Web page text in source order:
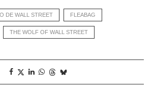
DE WALL STREET FLEABAG
THE WOLF OF WALL STREET